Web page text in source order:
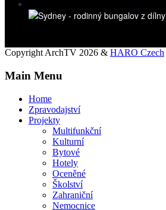
Copyright ArchTV 2026 & HARO Czech
Main Menu
Home
Zpravodajství
Projekty
Multifunkční
Kulturní
Bytové
Hotely
Oceněné
Školství
Zahraniční
Nemocnice